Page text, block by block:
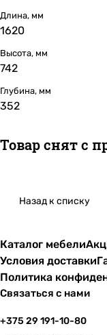
Длина, мм
1620
Высота, мм
742
Глубина, мм
352
Товар снят с
Назад к списку
Каталог мебели
Условия доставки
Политика
Связаться с нами
+375 29 191-10-80